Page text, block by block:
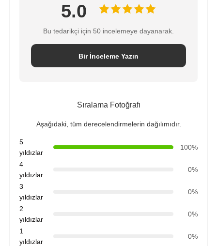
5.0
Bu tedarikçi için 50 incelemeye dayanarak.
Bir İnceleme Yazın
Sıralama Fotoğrafı
Aşağıdaki, tüm derecelendirmelerin dağılımıdır.
5
yıldızlar
100%
4
yıldızlar
0%
3
yıldızlar
0%
2
yıldızlar
0%
1
yıldızlar
0%